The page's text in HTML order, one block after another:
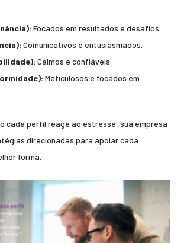
Focados em resultados e desafios.
Comunicativos e entusiasmados.
Calmos e confiáveis.
Meticulosos e focados em
cada perfil reage ao estresse, sua empresa
direcionadas para apoiar cada
forma.